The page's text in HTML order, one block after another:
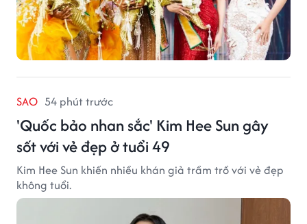
SAO 54 phút trước
'Quốc bảo nhan sắc' Kim Hee Sun gây
sốt với vẻ đẹp ở tuổi 49
Kim Hee Sun khiến nhiều khán giả trầm trồ với vẻ đẹp
không tuổi.